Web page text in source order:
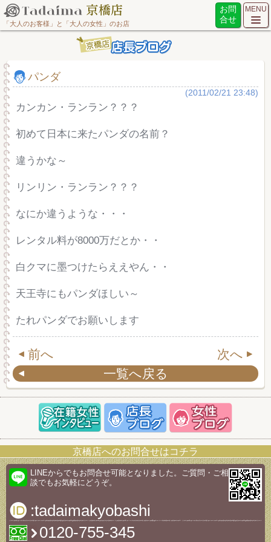
「大人のお客様」と「大人の女性」のお店
お問
合せ
MENU
パンダ
(2011/02/21 23:48)
カンカン・ランラン？？？
初めて日本に来たパンダの名前？
違うかな～
リンリン・ランラン？？？
なにか違うような・・・
レンタル料が8000万だとか・・
白クマに墨つけたらええやん・・
天王寺にもパンダほしい～
たれパンダでお願いします
前へ
次へ
一覧へ戻る
京橋店へのお問合せはコチラ
LINEからでもお問合せ可能となりました。ご質問・ご相
談でもお気軽にどうぞ。
:tadaimakyobashi
0120-755-345